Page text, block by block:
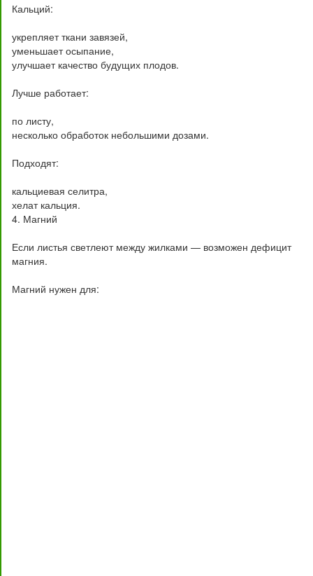
Кальций:
укрепляет ткани завязей,
уменьшает осыпание,
улучшает качество будущих плодов.
Лучше работает:
по листу,
несколько обработок небольшими дозами.
Подходят:
кальциевая селитра,
хелат кальция.
4. Магний
Если листья светлеют между жилками — возможен дефицит
магния.
Магний нужен для: